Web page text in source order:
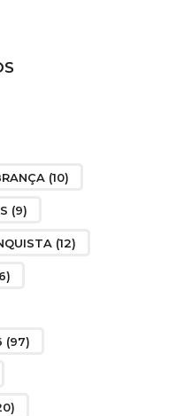
(10)
(9)
(12)
(97)